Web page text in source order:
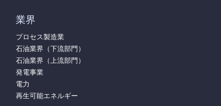
業界
プロセス製造業
石油業界（下流部門）
石油業界（上流部門）
発電事業
電力
再生可能エネルギー